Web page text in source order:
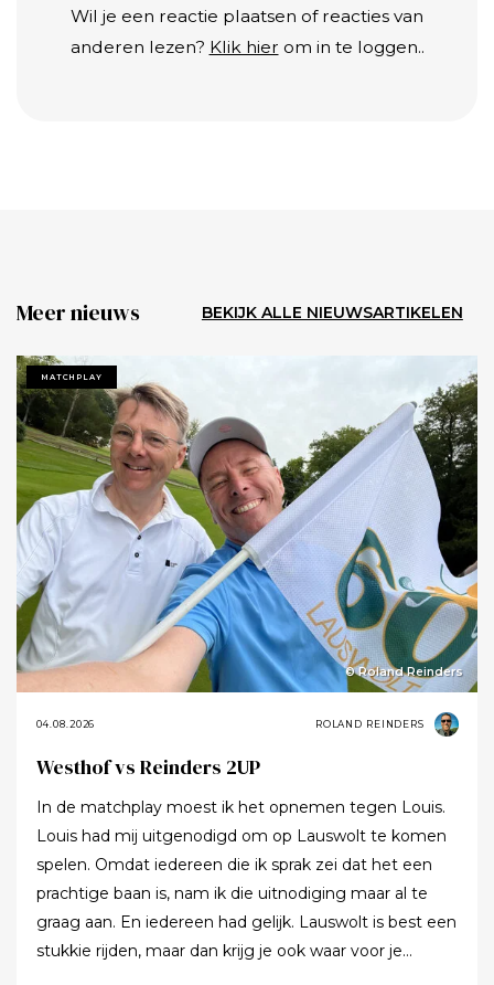
Wil je een reactie plaatsen of reacties van
anderen lezen? Klik hier om in te loggen..
Meer nieuws BEKIJK ALLE NIEUWSARTIKELEN
MATCHPLAY
© Roland Reinders
04.08.2026 ROLAND REINDERS
Westhof vs Reinders 2UP
In de matchplay moest ik het opnemen tegen Louis.
Louis had mij uitgenodigd om op Lauswolt te komen
spelen. Omdat iedereen die ik sprak zei dat het een
prachtige baan is, nam ik die uitnodiging maar al te
graag aan. En iedereen had gelijk. Lauswolt is best een
stukkie rijden, maar dan krijg je ook waar voor je